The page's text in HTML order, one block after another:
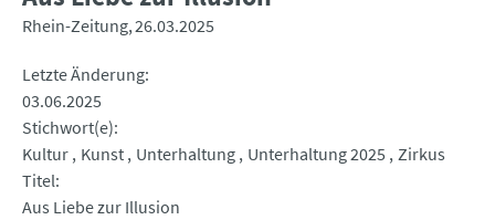
Rhein-Zeitung 26.03.2025
Letzte Änderung
03.06.2025
Stichwort(e)
Kultur Kunst Unterhaltung Unterhaltung 2025 Zirkus
Titel
Aus Liebe zur Illusion